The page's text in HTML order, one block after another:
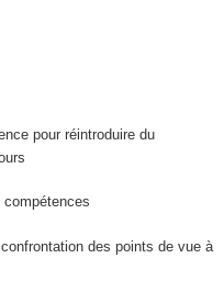
pour réintroduire du
des points de vue à